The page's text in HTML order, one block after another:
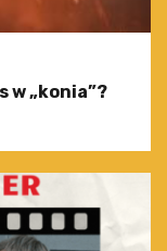
w „konia”?